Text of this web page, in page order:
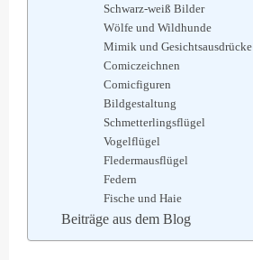
Schwarz-weiß Bilder
Wölfe und Wildhunde
Mimik und Gesichtsausdrücke
Comiczeichnen
Comicfiguren
Bildgestaltung
Schmetterlingsflügel
Vogelflügel
Fledermausflügel
Federn
Fische und Haie
Beiträge aus dem Blog